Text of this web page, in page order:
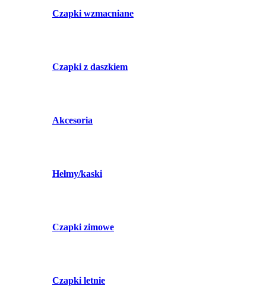
Czapki wzmacniane
Czapki z daszkiem
Akcesoria
Hełmy/kaski
Czapki zimowe
Czapki letnie